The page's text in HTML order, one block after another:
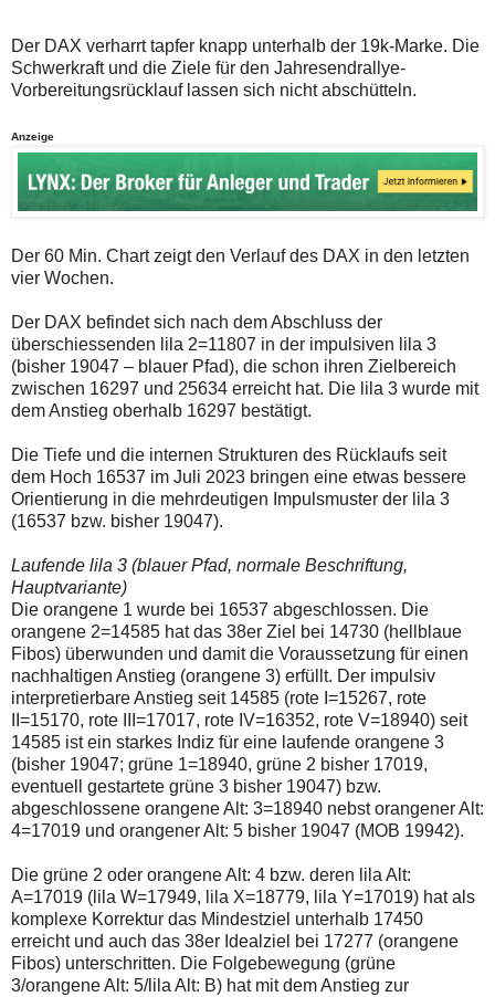
gegen
die
Netiquette
oder
Missbrauch
der
sein.
Ihre
Browsereinstellungen
Internetverbindung
und
versuchen
Sie
es
zu
späteren
Zeitpunkt
noch
einmal.
Sollte
Problem
weiterbestehen
bitte
ich
um
Kontaktaufnahme
per
Mail
robbys-
elliottwellen@online.de.
Bis
zur
Lösung
des
Problems
sind
die
auch
auf
der
Plattform
wallstreet-
online.de
verfügbar.
die
Post
auch
auf
Plattform
wallstreet-
verfügbar.
Der DAX verharrt tapfer knapp unterhalb der 19k-Marke. Die
Schwerkraft und die Ziele für den Jahresendrallye-
Vorbereitungsrücklauf lassen sich nicht abschütteln.
Anzeige
Der 60 Min. Chart zeigt den Verlauf des DAX in den letzten
vier Wochen.
Der DAX befindet sich nach dem Abschluss der
überschiessenden lila 2=11807 in der impulsiven lila 3
(bisher 19047 – blauer Pfad), die schon ihren Zielbereich
zwischen 16297 und 25634 erreicht hat. Die lila 3 wurde mit
dem Anstieg oberhalb 16297 bestätigt.
Die Tiefe und die internen Strukturen des Rücklaufs seit
dem Hoch 16537 im Juli 2023 bringen eine etwas bessere
Orientierung in die mehrdeutigen Impulsmuster der lila 3
(16537 bzw. bisher 19047).
Laufende lila 3 (blauer Pfad, normale Beschriftung,
Hauptvariante)
Die orangene 1 wurde bei 16537 abgeschlossen. Die
orangene 2=14585 hat das 38er Ziel bei 14730 (hellblaue
Fibos) überwunden und damit die Voraussetzung für einen
nachhaltigen Anstieg (orangene 3) erfüllt. Der impulsiv
interpretierbare Anstieg seit 14585 (rote I=15267, rote
II=15170, rote III=17017, rote IV=16352, rote V=18940) seit
14585 ist ein starkes Indiz für eine laufende orangene 3
(bisher 19047; grüne 1=18940, grüne 2 bisher 17019,
eventuell gestartete grüne 3 bisher 19047) bzw.
abgeschlossene orangene Alt: 3=18940 nebst orangener Alt:
4=17019 und orangener Alt: 5 bisher 19047 (MOB 19942).
Die grüne 2 oder orangene Alt: 4 bzw. deren lila Alt:
A=17019 (lila W=17949, lila X=18779, lila Y=17019) hat als
komplexe Korrektur das Mindestziel unterhalb 17450
erreicht und auch das 38er Idealziel bei 17277 (orangene
Fibos) unterschritten. Die Folgebewegung (grüne
3/orangene Alt: 5/lila Alt: B) hat mit dem Anstieg zur